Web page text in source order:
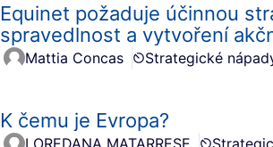
Equinet požaduje účinnou
spravedlnost a vytvoření
Mattia Concas Strategické
K čemu je Evropa?